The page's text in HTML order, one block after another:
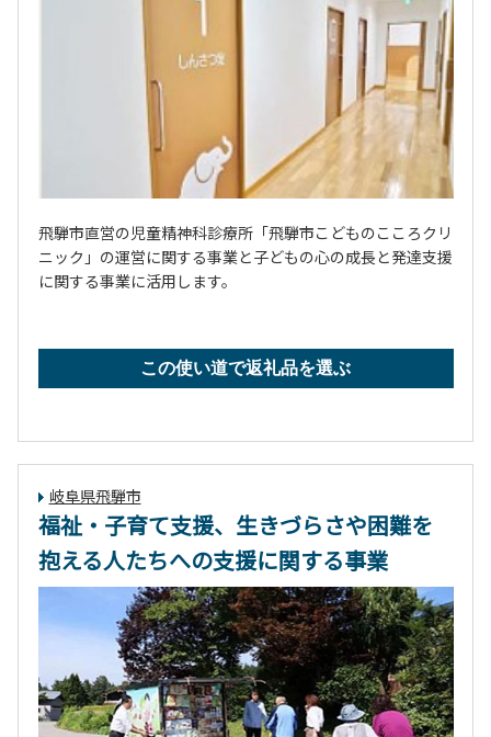
飛騨市直営の児童精神科診療所「飛騨市こどものこころクリ
ニック」の運営に関する事業と子どもの心の成長と発達支援
に関する事業に活用します。
この使い道で返礼品を選ぶ
岐阜県飛騨市
福祉・子育て支援、生きづらさや困難を
抱える人たちへの支援に関する事業